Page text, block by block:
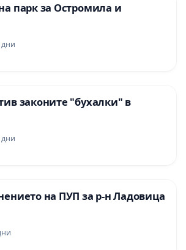
парк за Остромила и
законите "бухалки" в
на ПУП за р-н Ладовица